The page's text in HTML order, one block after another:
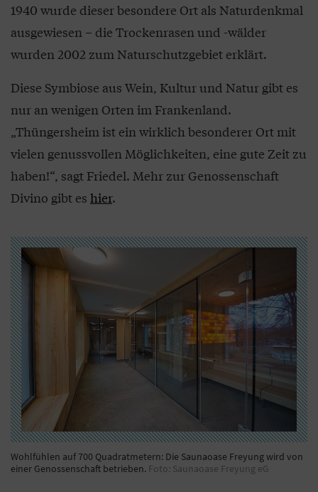
1940 wurde dieser besondere Ort als Naturdenkmal
ausgewiesen – die Trockenrasen und -wälder
wurden 2002 zum Naturschutzgebiet erklärt.
Diese Symbiose aus Wein, Kultur und Natur gibt es
nur an wenigen Orten im Frankenland.
„Thüngersheim ist ein wirklich besonderer Ort mit
vielen genussvollen Möglichkeiten, eine gute Zeit zu
haben!“, sagt Friedel. Mehr zur Genossenschaft
Divino gibt es hier.
Wohlfühlen auf 700 Quadratmetern: Die Saunaoase Freyung wird von
einer Genossenschaft betrieben. Foto: Saunaoase Freyung eG